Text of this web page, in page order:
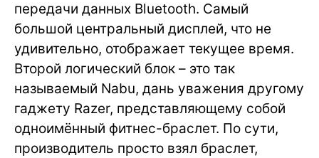
передачи данных Bluetooth. Самый
большой центральный дисплей, что не
удивительно, отображает текущее время.
Второй логический блок – это так
называемый Nabu, дань уважения другому
гаджету Razer, представляющему собой
одноимённый фитнес-браслет. По сути,
производитель просто взял браслет,